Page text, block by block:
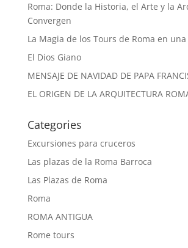
Roma: Donde la Historia, el Arte y la
Convergen
La Magia de los Tours de Roma en una
El Dios Giano
MENSAJE DE NAVIDAD DE PAPA
EL ORIGEN DE LA ARQUITECTURA
Categories
Excursiones para cruceros
Las plazas de la Roma Barroca
Las Plazas de Roma
Roma
ROMA ANTIGUA
Rome tours